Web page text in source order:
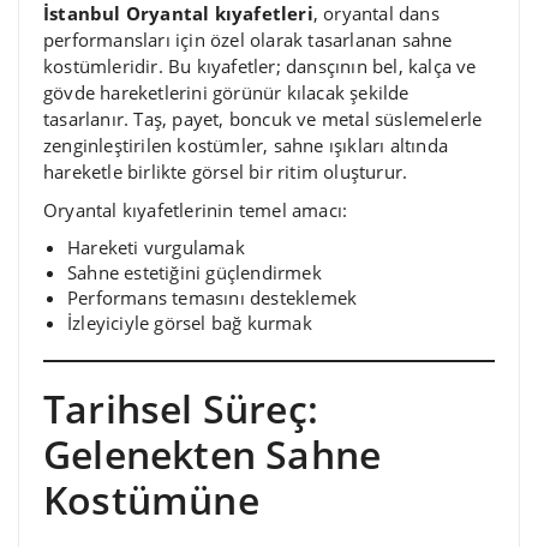
İstanbul Oryantal kıyafetleri, oryantal dans
performansları için özel olarak tasarlanan sahne
kostümleridir. Bu kıyafetler; dansçının bel, kalça ve
gövde hareketlerini görünür kılacak şekilde
tasarlanır. Taş, payet, boncuk ve metal süslemelerle
zenginleştirilen kostümler, sahne ışıkları altında
hareketle birlikte görsel bir ritim oluşturur.
Oryantal kıyafetlerinin temel amacı:
Hareketi vurgulamak
Sahne estetiğini güçlendirmek
Performans temasını desteklemek
İzleyiciyle görsel bağ kurmak
Tarihsel Süreç:
Gelenekten Sahne
Kostümüne